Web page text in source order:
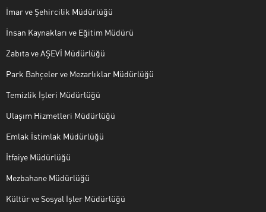
İmar ve Şehircilik Müdürlüğü
İnsan Kaynakları ve Eğitim Müdürü
Zabıta ve AŞEVİ Müdürlüğü
Park Bahçeler ve Mezarlıklar Müdürlüğü
Temizlik İşleri Müdürlüğü
Ulaşım Hizmetleri Müdürlüğü
Emlak İstimlak Müdürlüğü
İtfaiye Müdürlüğü
Mezbahane Müdürlüğü
Kültür ve Sosyal İşler Müdürlüğü